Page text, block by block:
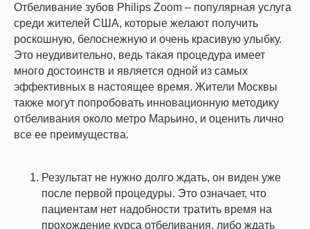
Отбеливание зубов Philips Zoom – популярная услуга
среди жителей США, которые желают получить
роскошную, белоснежную и очень красивую улыбку.
Это неудивительно, ведь такая процедура имеет
много достоинств и является одной из самых
эффективных в настоящее время. Жители Москвы
также могут попробовать инновационную методику
отбеливания около метро Марьино, и оценить лично
все ее преимущества.
Результат не нужно долго ждать, он виден уже
после первой процедуры. Это означает, что
пациентам нет надобности тратить время на
прохождение курса отбеливания, либо ждать